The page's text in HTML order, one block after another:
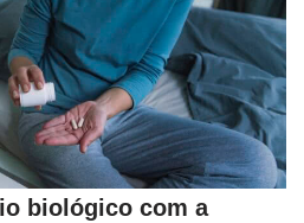
biológico com a